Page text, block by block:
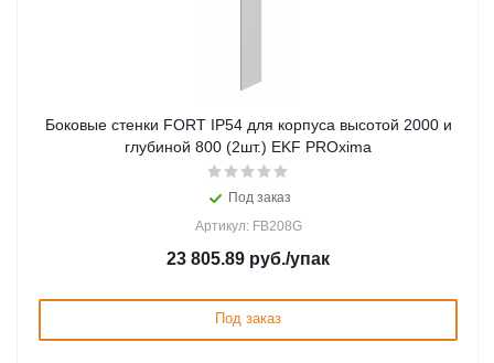
Боковые стенки FORT IP54 для корпуса высотой 2000 и
глубиной 800 (2шт.) EKF PROxima
Под заказ
Артикул: FB208G
23 805.89 руб./упак
Под заказ